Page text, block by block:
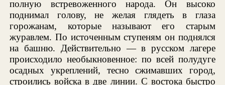
полную встревоженного народа. Он высоко
поднимал голову, не желая глядеть в глаза
горожанам, которые называют его старым
журавлем. По источенным ступеням он поднялся
на башню. Действительно — в русском лагере
происходило необыкновенное: по всей полудуге
осадных укреплений, тесно сжимавших город,
строились войска в две линии. С востока быстро